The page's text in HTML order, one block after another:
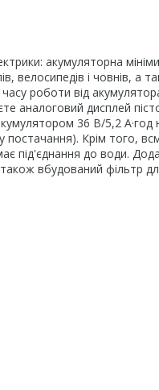
акумуляторна
велосипедів і човнів,
роботи від
аналоговий дисплей
36 В/5,2
постачання). Крім того,
під'єднання до води.
вбудований фільтр